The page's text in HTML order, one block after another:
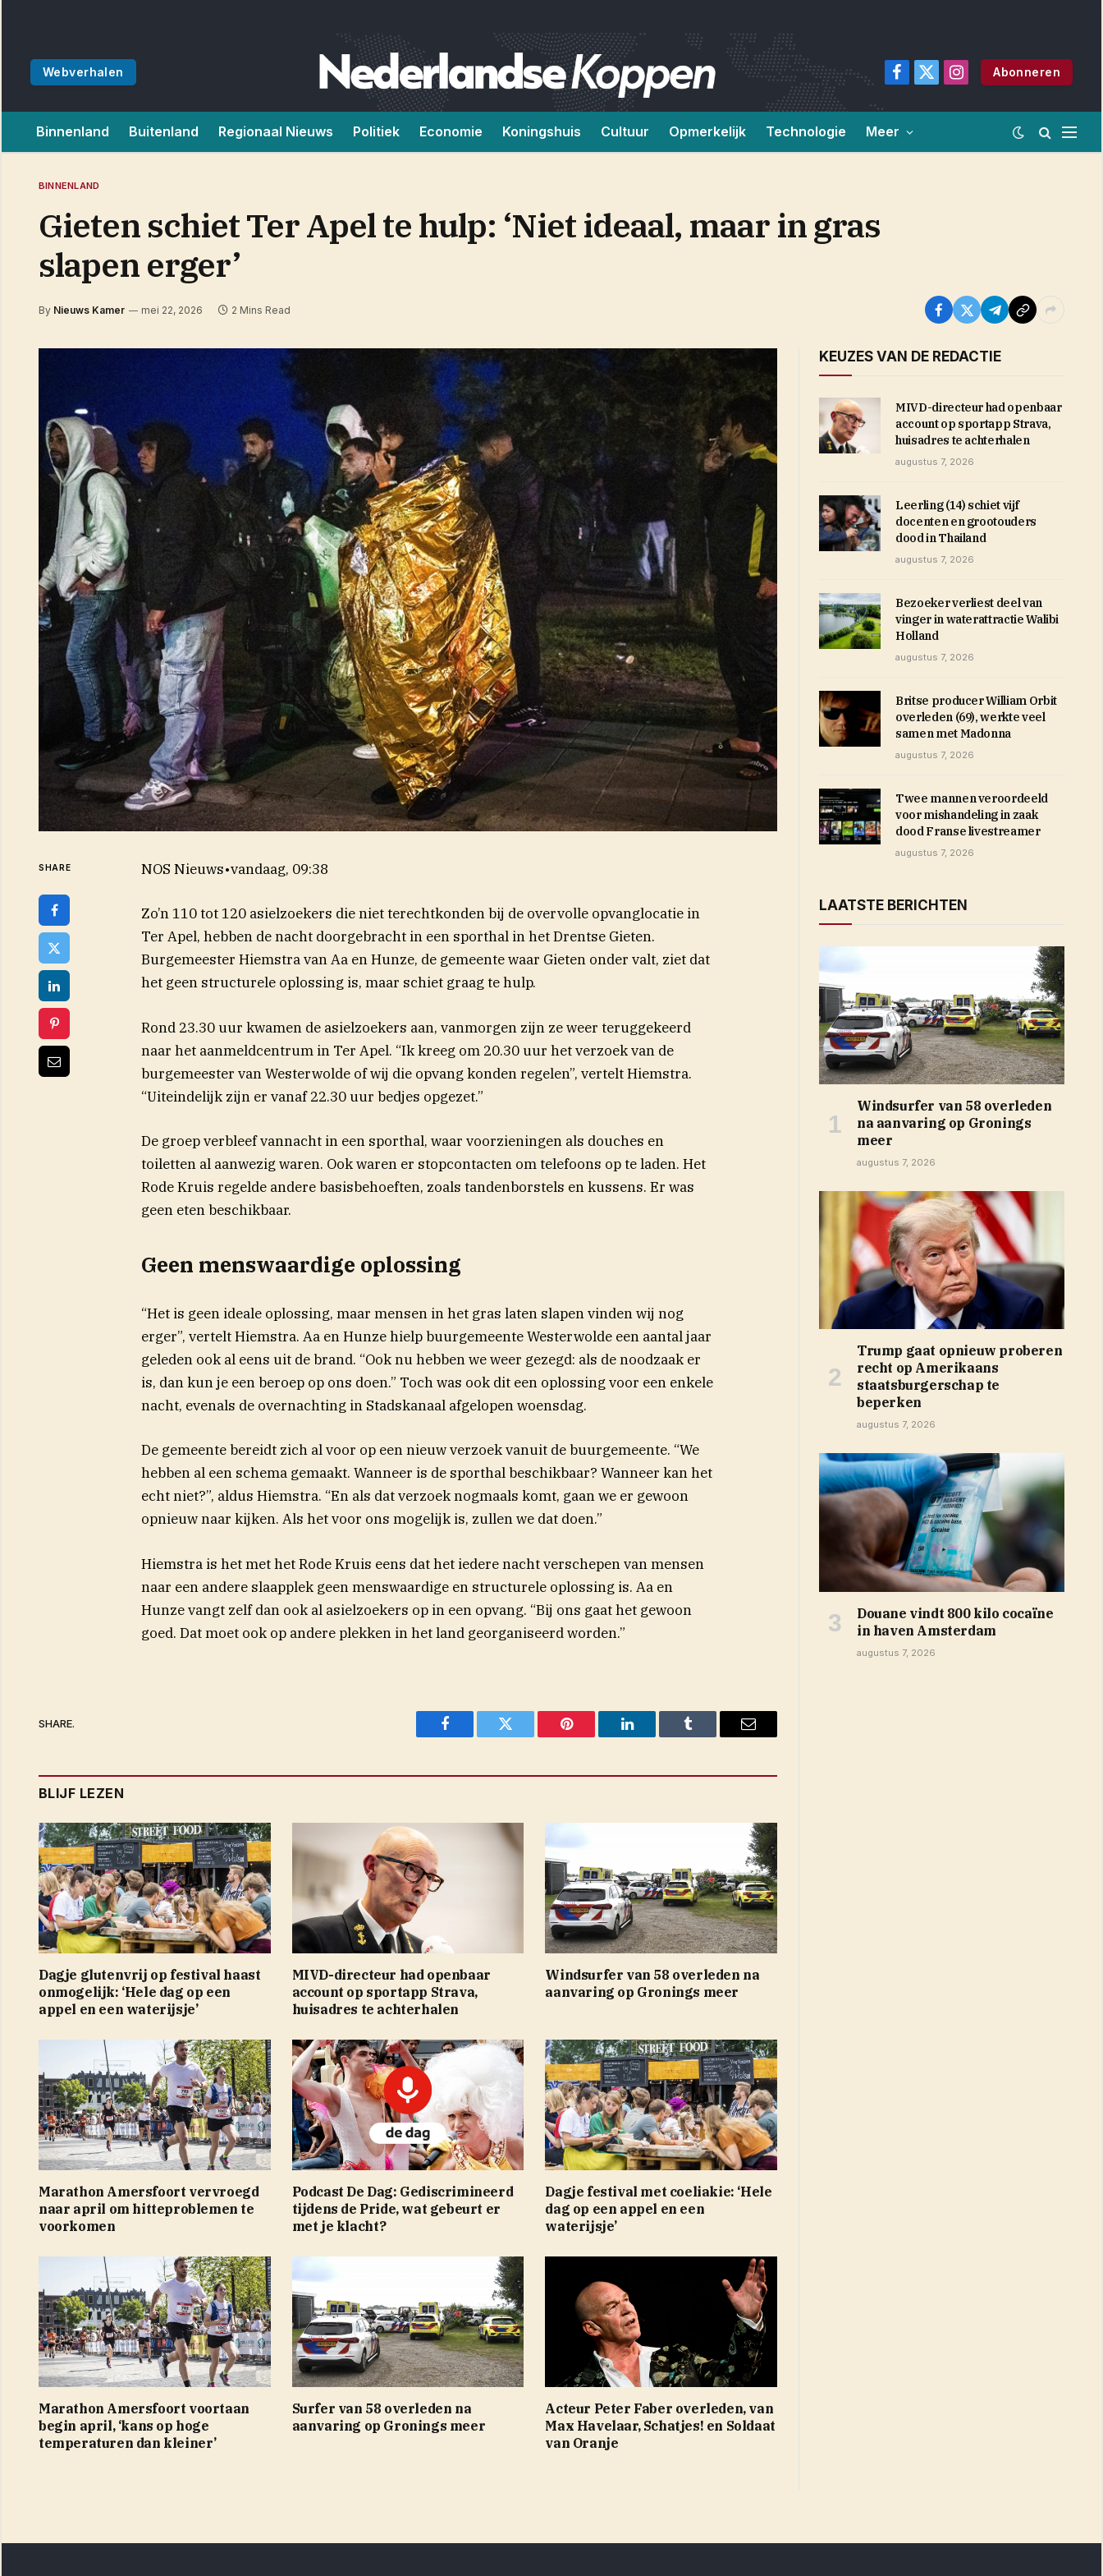
Webverhalen
Facebook
X
Instagram
Abonneren
Binnenland Buitenland Regionaal Nieuws Politiek Economie Koningshuis Cultuur Opmerkelijk Technologie Meer
BINNENLAND
Gieten schiet Ter Apel te hulp: ‘Niet ideaal, maar in gras
slapen erger’
By Nieuws Kamer mei 22, 2026 2 Mins Read
SHARE NOS Nieuws•vandaag, 09:38
Zo’n 110 tot 120 asielzoekers die niet terechtkonden bij de overvolle opvanglocatie in
Ter Apel, hebben de nacht doorgebracht in een sporthal in het Drentse Gieten.
Burgemeester Hiemstra van Aa en Hunze, de gemeente waar Gieten onder valt, ziet dat
het geen structurele oplossing is, maar schiet graag te hulp.
Rond 23.30 uur kwamen de asielzoekers aan, vanmorgen zijn ze weer teruggekeerd
naar het aanmeldcentrum in Ter Apel. “Ik kreeg om 20.30 uur het verzoek van de
burgemeester van Westerwolde of wij die opvang konden regelen”, vertelt Hiemstra.
“Uiteindelijk zijn er vanaf 22.30 uur bedjes opgezet.”
De groep verbleef vannacht in een sporthal, waar voorzieningen als douches en
toiletten al aanwezig waren. Ook waren er stopcontacten om telefoons op te laden. Het
Rode Kruis regelde andere basisbehoeften, zoals tandenborstels en kussens. Er was
geen eten beschikbaar.
Geen menswaardige oplossing
“Het is geen ideale oplossing, maar mensen in het gras laten slapen vinden wij nog
erger”, vertelt Hiemstra. Aa en Hunze hielp buurgemeente Westerwolde een aantal jaar
geleden ook al eens uit de brand. “Ook nu hebben we weer gezegd: als de noodzaak er
is, dan kun je een beroep op ons doen.” Toch was ook dit een oplossing voor een enkele
nacht, evenals de overnachting in Stadskanaal afgelopen woensdag.
De gemeente bereidt zich al voor op een nieuw verzoek vanuit de buurgemeente. “We
hebben al een schema gemaakt. Wanneer is de sporthal beschikbaar? Wanneer kan het
echt niet?”, aldus Hiemstra. “En als dat verzoek nogmaals komt, gaan we er gewoon
opnieuw naar kijken. Als het voor ons mogelijk is, zullen we dat doen.”
Hiemstra is het met het Rode Kruis eens dat het iedere nacht verschepen van mensen
naar een andere slaapplek geen menswaardige en structurele oplossing is. Aa en
Hunze vangt zelf dan ook al asielzoekers op in een opvang. “Bij ons gaat het gewoon
goed. Dat moet ook op andere plekken in het land georganiseerd worden.”
SHARE.
Facebook Twitter Pinterest LinkedIn Tumblr Email
BLIJF LEZEN
Dagje glutenvrij op festival haast
onmogelijk: ‘Hele dag op een
appel en een waterijsje’
MIVD-directeur had openbaar
account op sportapp Strava,
huisadres te achterhalen
Windsurfer van 58 overleden na
aanvaring op Gronings meer
Marathon Amersfoort vervroegd
naar april om hitteproblemen te
voorkomen
Podcast De Dag: Gediscrimineerd
tijdens de Pride, wat gebeurt er
met je klacht?
Dagje festival met coeliakie: ‘Hele
dag op een appel en een
waterijsje’
Marathon Amersfoort voortaan
begin april, ‘kans op hoge
temperaturen dan kleiner’
Surfer van 58 overleden na
aanvaring op Gronings meer
Acteur Peter Faber overleden, van
Max Havelaar, Schatjes! en Soldaat
van Oranje
KEUZES VAN DE REDACTIE
MIVD-directeur had openbaar
account op sportapp Strava,
huisadres te achterhalen
augustus 7, 2026
Leerling (14) schiet vijf
docenten en grootouders
dood in Thailand
augustus 7, 2026
Bezoeker verliest deel van
vinger in waterattractie Walibi
Holland
augustus 7, 2026
Britse producer William Orbit
overleden (69), werkte veel
samen met Madonna
augustus 7, 2026
Twee mannen veroordeeld
voor mishandeling in zaak
dood Franse livestreamer
augustus 7, 2026
LAATSTE BERICHTEN
Windsurfer van 58 overleden
na aanvaring op Gronings
meer
augustus 7, 2026
Trump gaat opnieuw proberen
recht op Amerikaans
staatsburgerschap te
beperken
augustus 7, 2026
Douane vindt 800 kilo cocaïne
in haven Amsterdam
augustus 7, 2026